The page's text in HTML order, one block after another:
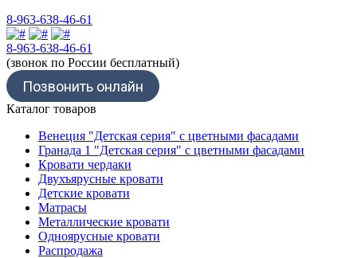
8-963-638-46-61
8-963-638-46-61
(звонок по России бесплатный)
Позвонить онлайн
Каталог товаров
Венеция "Детская серия" с цветными фасадами
Гранада 1 "Детская серия" с цветными фасадами
Кровати чердаки
Двухъярусные кровати
Детские кровати
Матрасы
Металлические кровати
Одноярусные кровати
Распродажа